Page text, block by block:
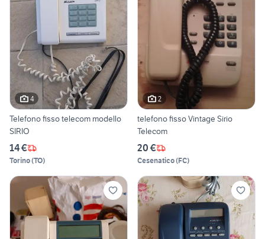
4
Telefono fisso telecom modello
SIRIO
14 €
Torino(TO)
2
telefono fisso Vintage Sirio
Telecom
20 €
Cesenatico(FC)